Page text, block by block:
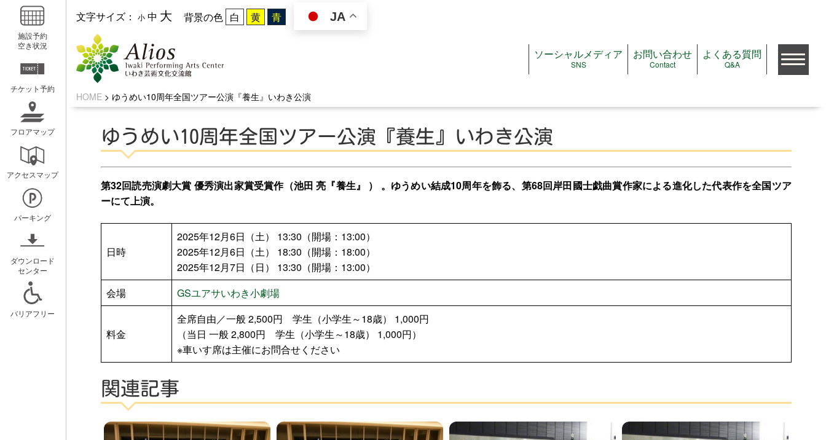
施設予約
空き状況
チケット予約
フロアマップ
アクセスマップ
パーキング
ダウンロード
センター
バリアフリー
いわきアリオスとは
コンセプト
ミッション
概要と沿革
アクセスガイド
WEBマガジン
広報紙アリオスペーパー
ホールスケジュール
施設を使いたい
施設案内（施設一覧）
施設予約
公演をみたい
公演＆イベントガイド
チケットガイド
過去の主催・共催公演＆イベント
スケジュール
おでかけアリオス
鑑賞支援サービス
フロアマップ
文字サイズ： 小 中 大 背景の色 JA
ソーシャルメディア
SNS
お問い合わせ
Contact
よくある質問
Q&A
HOME> ゆうめい10周年全国ツアー公演『養生』いわき公演
ゆうめい10周年全国ツアー公演『養生』いわき公演
第32回読売演劇大賞 優秀演出家賞受賞作（池田 亮『養生』 ） 。ゆうめい結成10周年を飾る、第68回岸田國士戯曲賞作家による進化した代表作を全国ツア
ーにて上演。
日時
2025年12月6日（土） 13:30（開場：13:00）
2025年12月6日（土） 18:30（開場：18:00）
2025年12月7日（日） 13:30（開場：13:00）
会場
GSユアサいわき小劇場
料金
全席自由／一般 2,500円 学生（小学生～18歳） 1,000円
（当日 一般 2,800円 学生（小学生～18歳） 1,000円）
※車いす席は主催にお問合せください
関連記事